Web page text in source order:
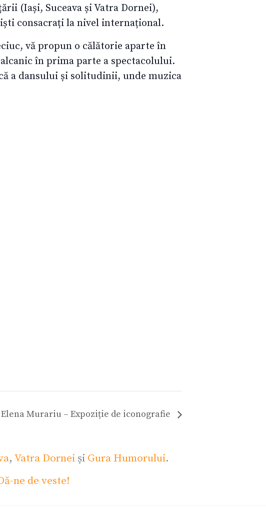
(Iași, Suceava și Vatra Dornei),
consacrați la nivel internațional.
vă propun o călătorie aparte în
în prima parte a spectacolului.
a dansului și solitudinii, unde muzica
Elena Murariu – Expoziție de iconografie
, Vatra Dornei și Gura Humorului.
ne de veste!